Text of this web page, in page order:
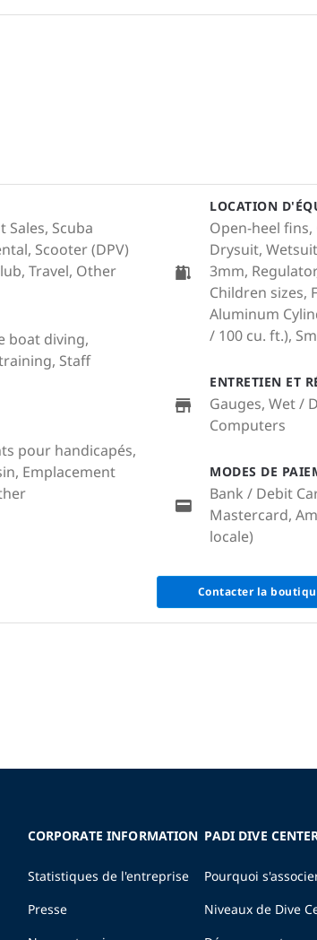
Sales, Scuba
Scooter (DPV)
Travel, Other
boat diving,
Staff
pour handicapés,
Emplacement
LOCATION
Open-heel fins,
Drysuit,
3mm,
Children sizes,
Aluminum
/ 100 cu. ft.),
ENTRETIEN ET
Gauges, Wet /
Computers
MODES DE
Bank / Debit
Mastercard,
locale)
Contacter la
CORPORATE INFORMATION
Statistiques de l'entreprise
Presse
PADI DIVE
Pourquoi
Niveaux de Dive